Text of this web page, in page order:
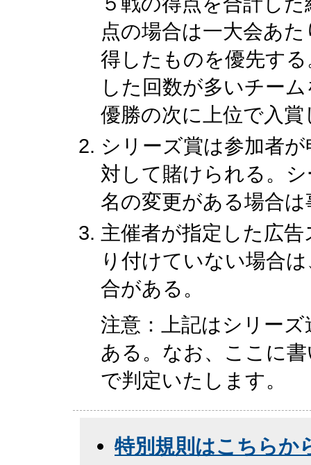
点の場合は一大会あ
得したものを優先す
した回数が多いチー
優勝の次に上位で入
シリーズ賞は参加者
対して賭けられる。
名の変更がある場合
主催者が指定した広
り付けていない場合
合がある。
注意：上記はシリー
ある。なお、ここに
で判定いたします。
特別規則はこちらか